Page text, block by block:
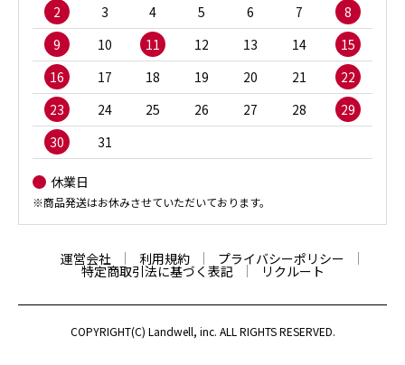
2
3 4 5 6 7
8
9
10 11 12 13 14
15
16
17 18 19 20 21
22
23
24 25 26 27 28
29
30
31
休業日
※商品発送はお休みさせていただいております。
運営会社 利用規約 プライバシーポリシー
特定商取引法に基づく表記 リクルート
COPYRIGHT(C) Landwell, inc. ALL RIGHTS RESERVED.